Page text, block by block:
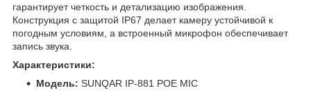
гарантирует четкость и детализацию изображения.
Конструкция с защитой IP67 делает камеру устойчивой к
погодным условиям, а встроенный микрофон обеспечивает
запись звука.
Характеристики:
Модель: SUNQAR IP-881 POE MIC